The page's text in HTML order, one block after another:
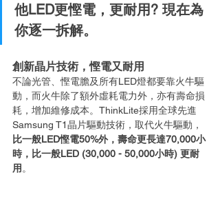
他LED更慳電，更耐用? 現在為
你逐一拆解。
創新晶片技術，慳電又耐用
不論光管、慳電膽及所有LED燈都要靠火牛驅
動，而火牛除了額外虛耗電力外，亦有壽命損
耗，增加維修成本。ThinkLite採用全球先進
Samsung T1晶片驅動技術，取代火牛驅動，
比一般LED慳電50%外，壽命更長達70,000小
時，比一般LED (30,000 - 50,000小時) 更耐
用 。